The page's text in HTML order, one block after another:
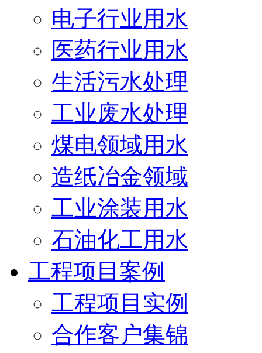
电子行业用水
医药行业用水
生活污水处理
工业废水处理
煤电领域用水
造纸冶金领域
工业涂装用水
石油化工用水
工程项目案例
工程项目实例
合作客户集锦